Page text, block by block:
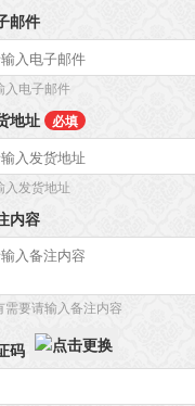
邮件
入电子邮件
地址 必填
入发货地址
内容
需要请输入备注内容
码